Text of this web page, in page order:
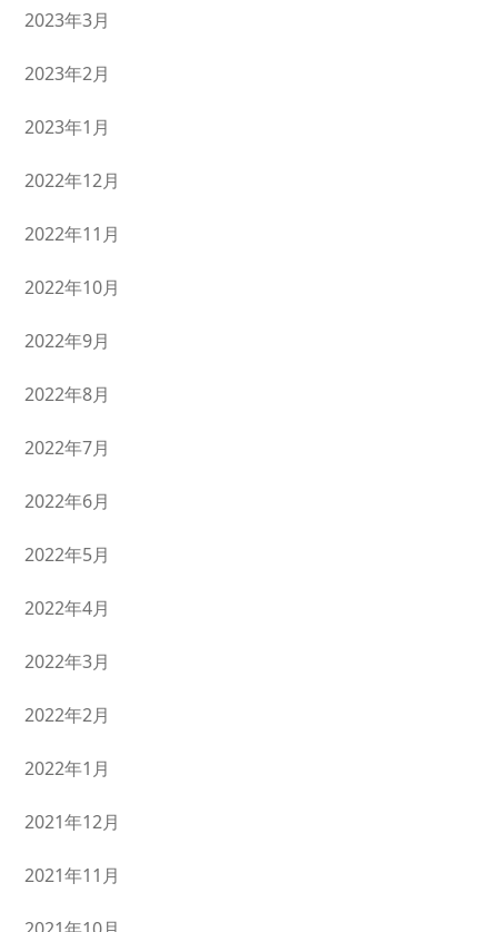
2023年3月
2023年2月
2023年1月
2022年12月
2022年11月
2022年10月
2022年9月
2022年8月
2022年7月
2022年6月
2022年5月
2022年4月
2022年3月
2022年2月
2022年1月
2021年12月
2021年11月